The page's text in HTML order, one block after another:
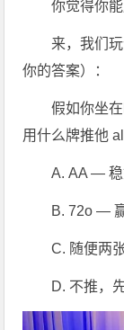
你觉得你
来，我们
你的答案）：
假如你坐
用什么牌推他
A. AA —
B. 72o —
C. 随便两
D. 不推，